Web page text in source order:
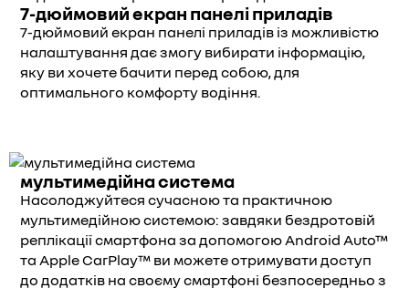
7-дюймовий екран панелі приладів
7-дюймовий екран панелі приладів із можливістю
налаштування дає змогу вибирати інформацію,
яку ви хочете бачити перед собою, для
оптимального комфорту водіння.
мультимедійна система
Насолоджуйтеся сучасною та практичною
мультимедійною системою: завдяки бездротовій
реплікації смартфона за допомогою Android Auto™
та Apple CarPlay™ ви можете отримувати доступ
до додатків на своєму смартфоні безпосередньо з